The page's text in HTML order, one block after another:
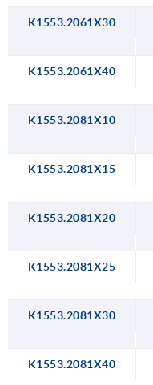
K1553.2061X30
K1553.2061X40
K1553.2081X10
K1553.2081X15
K1553.2081X20
K1553.2081X25
K1553.2081X30
K1553.2081X40